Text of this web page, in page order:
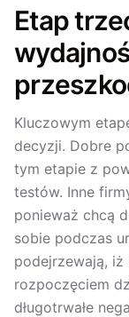
Etap
Kluczowym
decyzji. Dobre
tym etapie z
testów. Inne
ponieważ chcą
sobie podczas
podejrzewają, iż
rozpoczęciem
długotrwałe